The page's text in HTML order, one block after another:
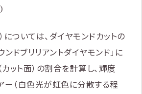
ついては、ダイヤモンドカットの
ンドブリリアントダイヤモンド」に
カット面）の割合を計算し、輝度
アー（白色光が虹色に分散する程